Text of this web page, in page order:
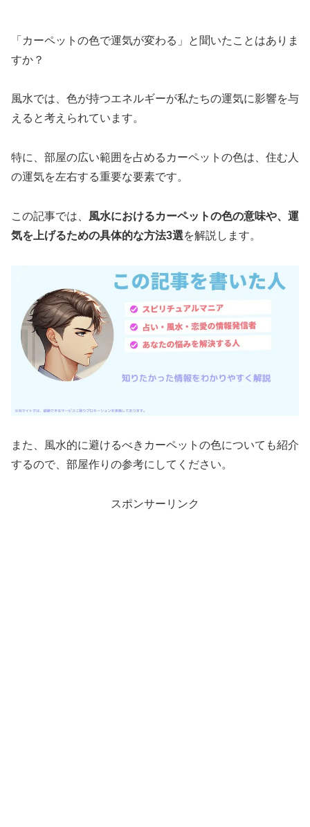
「カーペットの色で運気が変わる」と聞いたことはありま
すか？
風水では、色が持つエネルギーが私たちの運気に影響を与
えると考えられています。
特に、部屋の広い範囲を占めるカーペットの色は、住む人
の運気を左右する重要な要素です。
この記事では、 風水におけるカーペットの色の意味や、運
気を上げるための具体的な方法3選を解説します。
また、風水的に避けるべきカーペットの色についても紹介
するので、部屋作りの参考にしてください。
スポンサーリンク